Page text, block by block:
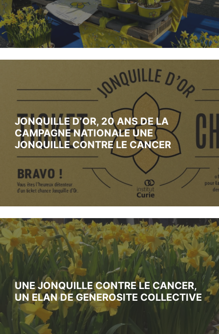
JONQUILLE D’OR, 20 ANS DE LA
CAMPAGNE NATIONALE UNE
JONQUILLE CONTRE LE CANCER
UNE JONQUILLE CONTRE LE CANCER,
UN ELAN DE GENEROSITE COLLECTIVE